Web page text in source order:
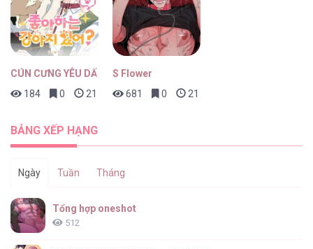
Cho 50k Couple Lộn Xộn [...] – Chap 92
Cho 50k Couple Lộn Xộn [...] – Chap 90
CÚN CƯNG YÊU DẤU
184
0 21 giờ trước
S Flower
681
0 21 giờ trước
BẢNG XẾP HẠNG
Ngày Tuần Tháng
Tổng hợp oneshot
512